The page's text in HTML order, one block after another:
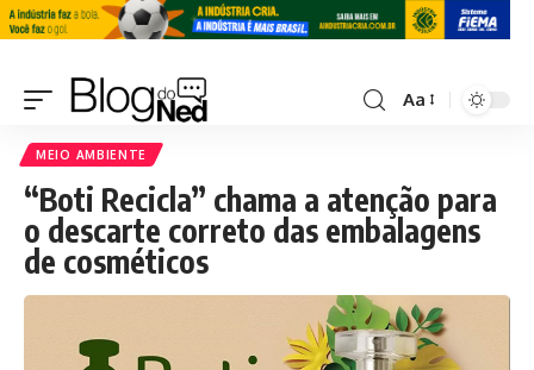
Aa
MEIO AMBIENTE
“Boti Recicla” chama a atenção para
o descarte correto das embalagens
de cosméticos